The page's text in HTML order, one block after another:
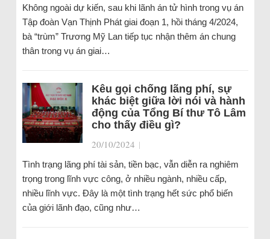
Không ngoài dự kiến, sau khi lãnh án tử hình trong vụ án
Tập đoàn Vạn Thịnh Phát giai đoạn 1, hồi tháng 4/2024,
bà “trùm” Trương Mỹ Lan tiếp tục nhận thêm án chung
thân trong vụ án giai…
Kêu gọi chống lãng phí, sự
khác biệt giữa lời nói và hành
động của Tổng Bí thư Tô Lâm
cho thấy điều gì?
20/10/2024 |
Tình trạng lãng phí tài sản, tiền bạc, vẫn diễn ra nghiêm
trọng trong lĩnh vực công, ở nhiều ngành, nhiều cấp,
nhiều lĩnh vực. Đây là một tình trạng hết sức phổ biến
của giới lãnh đạo, cũng như…